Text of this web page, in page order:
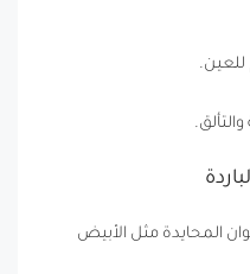
المحايدة مثل الأبيض